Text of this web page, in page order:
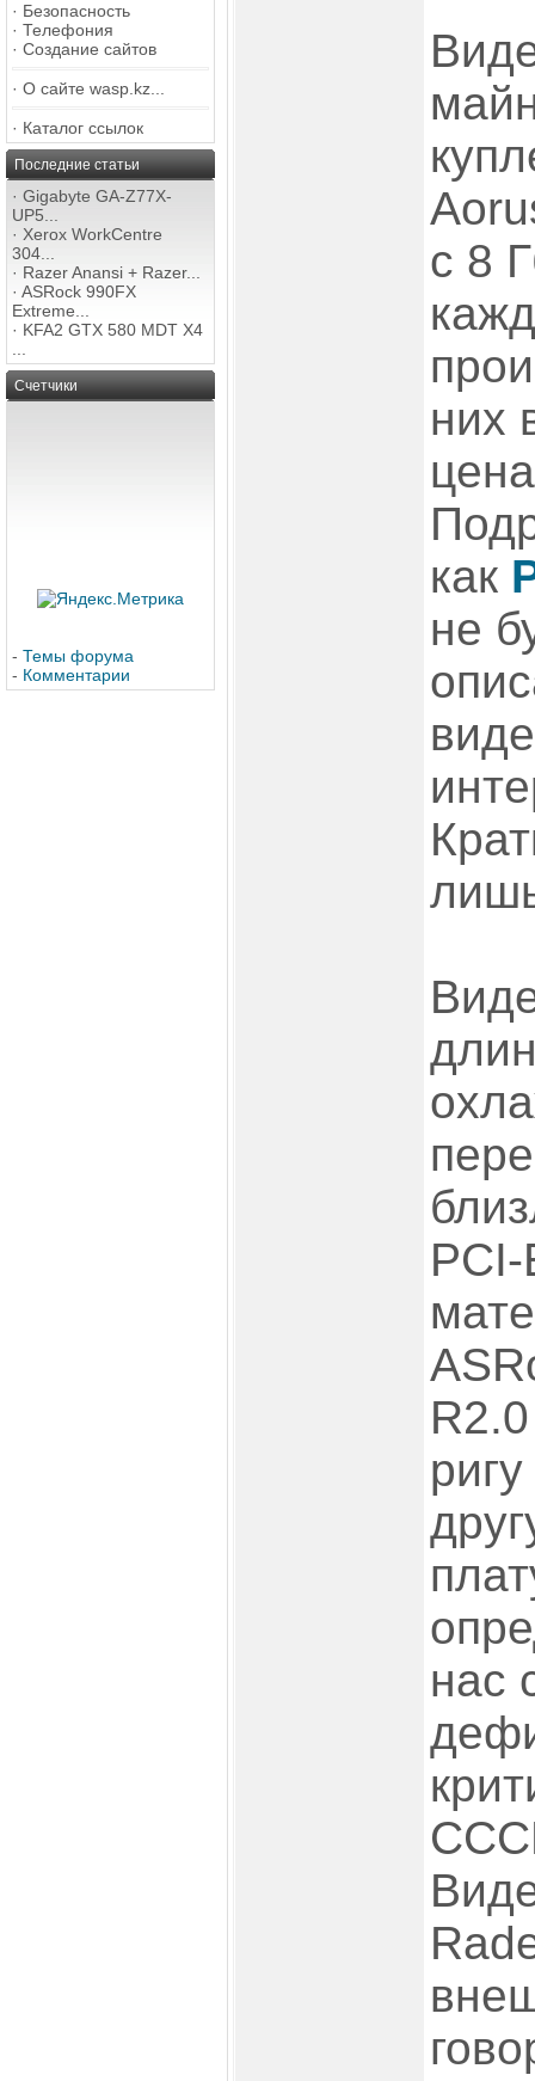
· Безопасность
· Телефония
· Создание сайтов
· О сайте wasp.kz...
· Каталог ссылок
Последние статьи
· Gigabyte GA-Z77X-
UP5...
· Xerox WorkCentre
304...
· Razer Anansi + Razer...
· ASRock 990FX
Extreme...
· KFA2 GTX 580 MDT X4
Счетчики
- Темы форума
- Комментарии
с 8
них
как
не
нас